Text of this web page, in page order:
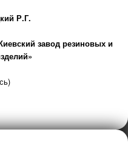
Р.Г.
завод резиновых и